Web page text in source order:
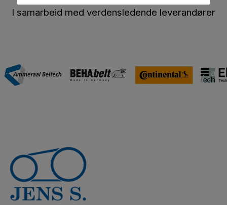
I samarbeid med verdensledende leverandører